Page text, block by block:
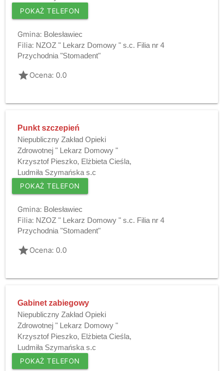
POKAŻ TELEFON
Gmina: Bolesławiec
Filia: NZOZ " Lekarz Domowy " s.c. Filia nr 4
Przychodnia "Stomadent"
gradeOcena: 0.0
Punkt szczepień
Niepubliczny Zakład Opieki
Zdrowotnej " Lekarz Domowy "
Krzysztof Pieszko, Elżbieta Cieśla,
Ludmiła Szymańska s.c
POKAŻ TELEFON
Gmina: Bolesławiec
Filia: NZOZ " Lekarz Domowy " s.c. Filia nr 4
Przychodnia "Stomadent"
gradeOcena: 0.0
Gabinet zabiegowy
Niepubliczny Zakład Opieki
Zdrowotnej " Lekarz Domowy "
Krzysztof Pieszko, Elżbieta Cieśla,
Ludmiła Szymańska s.c
POKAŻ TELEFON